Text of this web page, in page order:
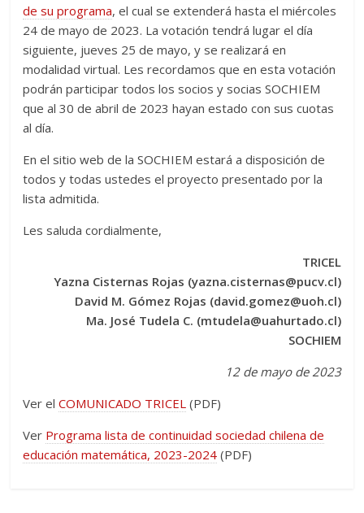
de su programa, el cual se extenderá hasta el miércoles
24 de mayo de 2023. La votación tendrá lugar el día
siguiente, jueves 25 de mayo, y se realizará en
modalidad virtual. Les recordamos que en esta votación
podrán participar todos los socios y socias SOCHIEM
que al 30 de abril de 2023 hayan estado con sus cuotas
al día.
En el sitio web de la SOCHIEM estará a disposición de
todos y todas ustedes el proyecto presentado por la
lista admitida.
Les saluda cordialmente,
TRICEL
Yazna Cisternas Rojas (yazna.cisternas@pucv.cl)
David M. Gómez Rojas (david.gomez@uoh.cl)
Ma. José Tudela C. (mtudela@uahurtado.cl)
SOCHIEM
12 de mayo de 2023
Ver elCOMUNICADO TRICEL (PDF)
Ver Programa lista de continuidad sociedad chilena de
educación matemática, 2023-2024 (PDF)